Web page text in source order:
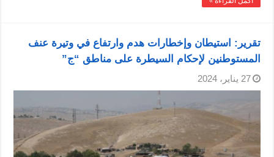
تقرير: استيطان وإخطارات هدم وارتفاع في وتيرة عنف
المستوطنين لإحكام السيطرة على مناطق “ج” ‎‏
27 يناير، 2024